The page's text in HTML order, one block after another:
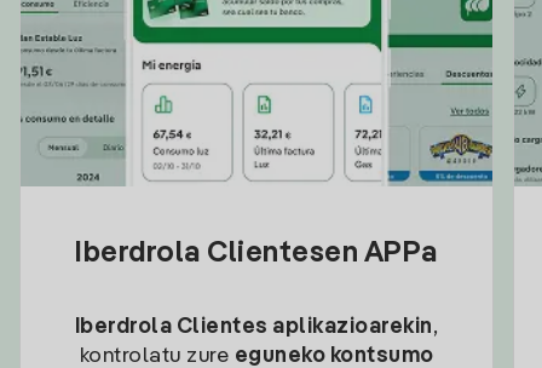
Iberdrola Clientesen APPa
Iberdrola Clientes aplikazioarekin,
kontrolatu zure eguneko kontsumo